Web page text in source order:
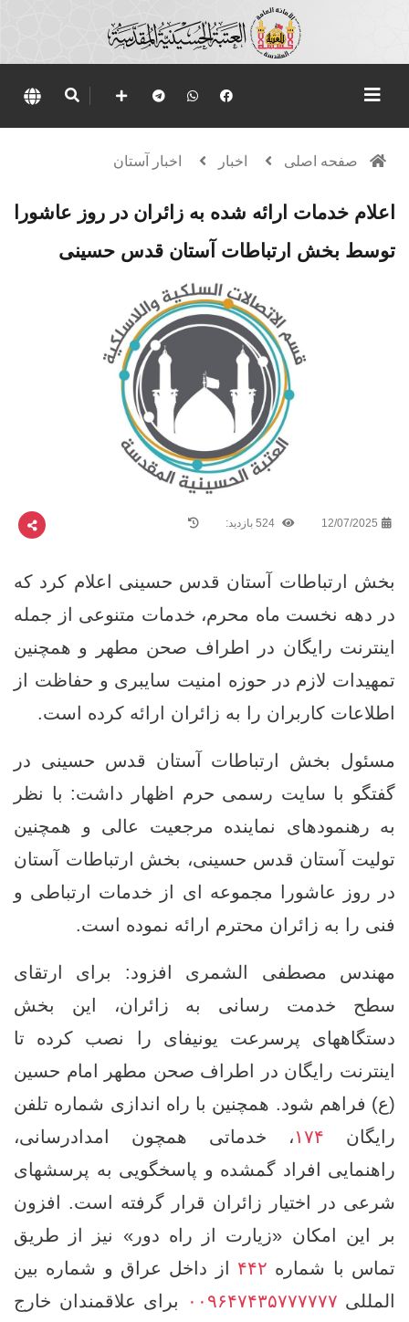
صفحه اصلی اخبار اخبار آستان
اعلام خدمات ارائه شده به زائران در روز عاشورا
توسط بخش ارتباطات آستان قدس حسینی
12/07/2025
بخش ارتباطات آستان قدس حسینی اعلام کرد که
در دهه نخست ماه محرم، خدمات متنوعی از جمله
اینترنت رایگان در اطراف صحن مطهر و همچنین
تمهیدات لازم در حوزه امنیت سایبری و حفاظت از
اطلاعات کاربران را به زائران ارائه کرده است.
مسئول بخش ارتباطات آستان قدس حسینی در
گفتگو با سایت رسمی حرم اظهار داشت: با نظر
به رهنمودهای نماینده مرجعیت عالی و همچنین
تولیت آستان قدس حسینی، بخش ارتباطات آستان
در روز عاشورا مجموعه ‌ای از خدمات ارتباطی و
فنی را به زائران محترم ارائه نموده است.
مهندس مصطفی الشمری افزود: برای ارتقای
سطح خدمت‌ رسانی به زائران، این بخش
دستگاههای پرسرعت یونیفای را نصب کرده تا
اینترنت رایگان در اطراف صحن مطهر امام حسین
(ع) فراهم شود. همچنین با راه ‌اندازی شماره تلفن
رایگان ۱۷۴، خدماتی همچون امداد‌رسانی،
راهنمایی افراد گمشده و پاسخگویی به پرسشهای
شرعی در اختیار زائران قرار گرفته است. افزون
بر این امکان «زیارت از راه دور» نیز از طریق
تماس با شماره ۴۴۲ از داخل عراق و شماره بین
‌المللی ۰۰۹۶۴۷۴۳۵۷۷۷۷۷۷
برای علاقمندان خارج